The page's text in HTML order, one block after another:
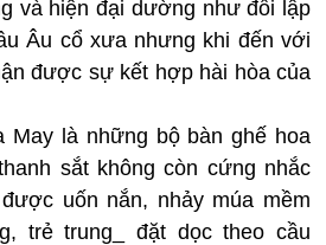
và hiện đại dường như đối lập
Âu cổ xưa nhưng khi đến với
được sự kết hợp hài hòa của
May là những bộ bàn ghế hoa
sắt không còn cứng nhắc
uốn nắn, nhảy múa mềm
trẻ trung_ đặt dọc theo cầu